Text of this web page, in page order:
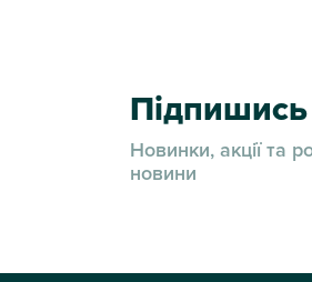
Новинки, акції та
новини